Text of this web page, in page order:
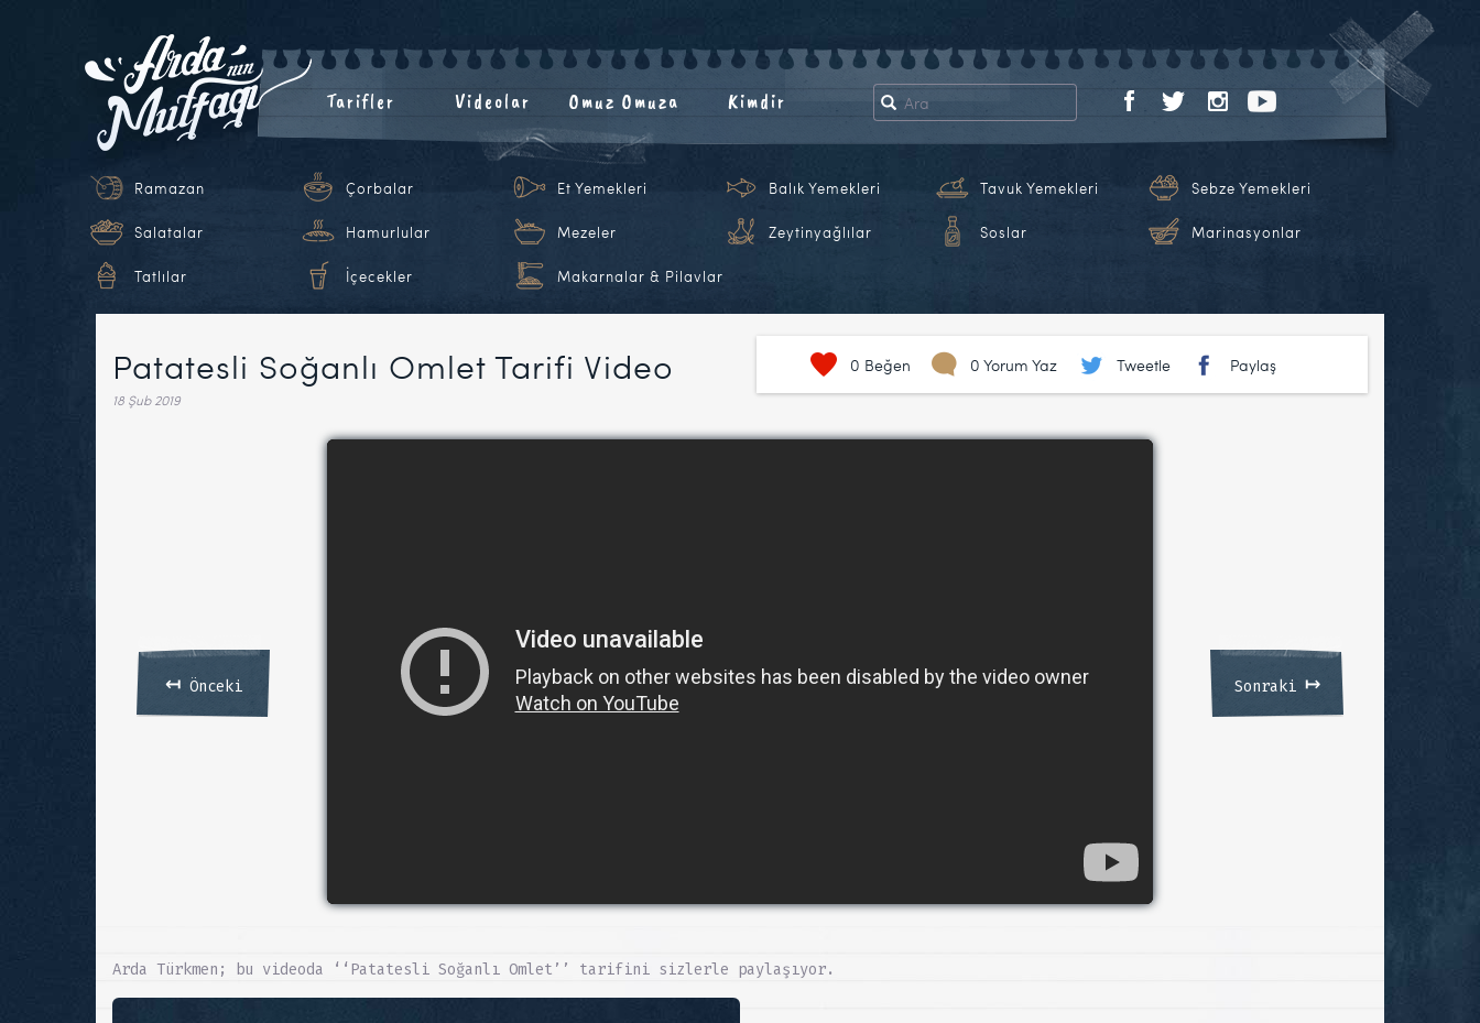
Tarifler Videolar Omuz Omuza Kimdir
Ramazan Çorbalar Et Yemekleri Balık Yemekleri Tavuk Yemekleri Sebze Yemekleri
Salatalar Hamurlular Mezeler Zeytinyağlılar Soslar Marinasyonlar
Tatlılar İçecekler Makarnalar & Pilavlar
Patatesli Soğanlı Omlet Tarifi Video
18 Şub 2019
0 Beğen 0 Yorum Yaz Tweetle Paylaş
↤Önceki Sonraki ↦
Arda Türkmen; bu videoda ‘‘Patatesli Soğanlı Omlet’’ tarifini sizlerle paylaşıyor.